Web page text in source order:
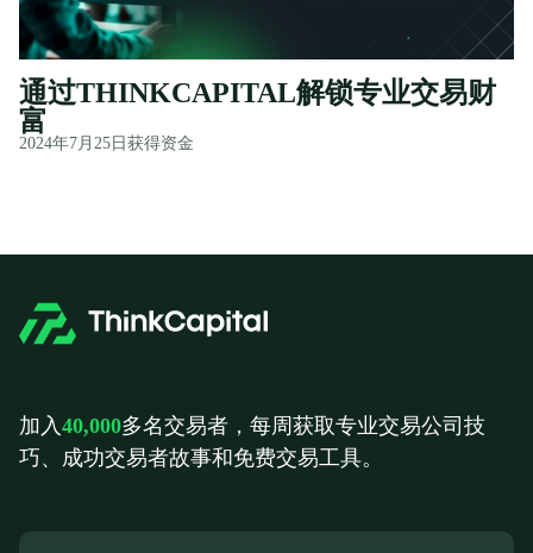
通过THINKCAPITAL解锁专业交易财
富
2024年7月25日 获得资金
加入40,000多名交易者，每周获取专业交易公司技
巧、成功交易者故事和免费交易工具。